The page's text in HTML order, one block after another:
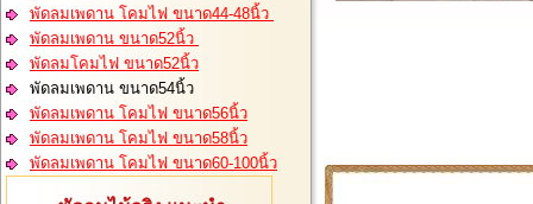
พัดลมเพดาน โคมไฟ ขนาด44-48นิ้ว
พัดลมเพดาน ขนาด52นิ้ว
พัดลมโคมไฟ ขนาด52นิ้ว
พัดลมเพดาน ขนาด54นิ้ว
พัดลมเพดาน โคมไฟ ขนาด56นิ้ว
พัดลมเพดาน โคมไฟ ขนาด58นิ้ว
พัดลมเพดาน โคมไฟ ขนาด60-100นิ้ว